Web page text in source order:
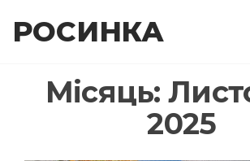
РОСИНКА
Місяць:
2025